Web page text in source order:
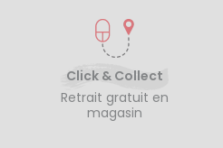
Click & Collect
Retrait gratuit en
magasin